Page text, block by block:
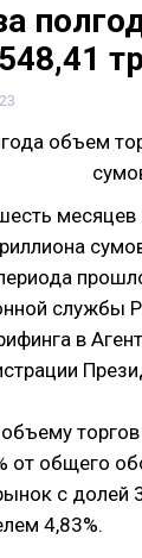
службы
в
от общего
с долей
4,83%.